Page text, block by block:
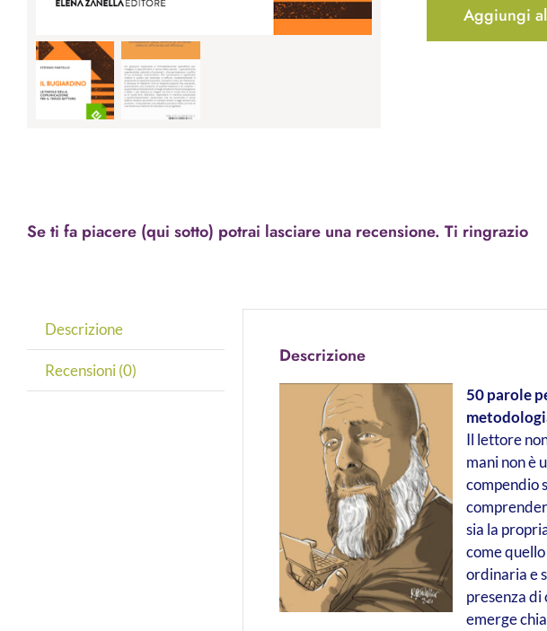
Aggiungi
Se ti fa piacere (qui sotto) potrai lasciare una recensione. Ti ringrazio
Descrizione
Recensioni (0)
Descrizione
50 parole
Il lettore
mani non è
compendio
sia la
come
ordinaria e
presenza
emerge